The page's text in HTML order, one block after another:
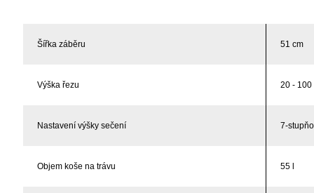
Šířka záběru 51 cm
Výška řezu 20 - 100
Nastavení výšky sečení 7-
Objem koše na trávu 55 l